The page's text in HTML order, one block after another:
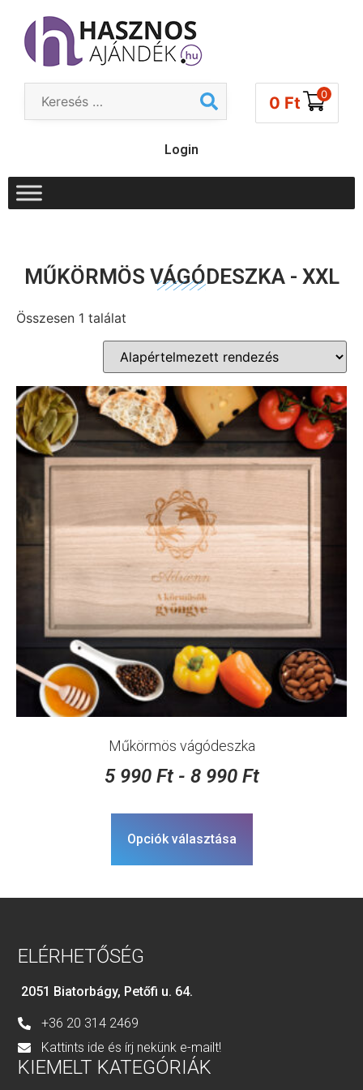
0 Ft 0
Login
MŰKÖRMÖS VÁGÓDESZKA - XXL
Összesen 1 találat
Műkörmös vágódeszka
5 990 Ft- 8 990 Ft
Opciók választása
ELÉRHETŐSÉG
2051 Biatorbágy, Petőfi u. 64.
+36 20 314 2469
Kattints ide és írj nekünk e-mailt!
KIEMELT KATEGÓRIÁK